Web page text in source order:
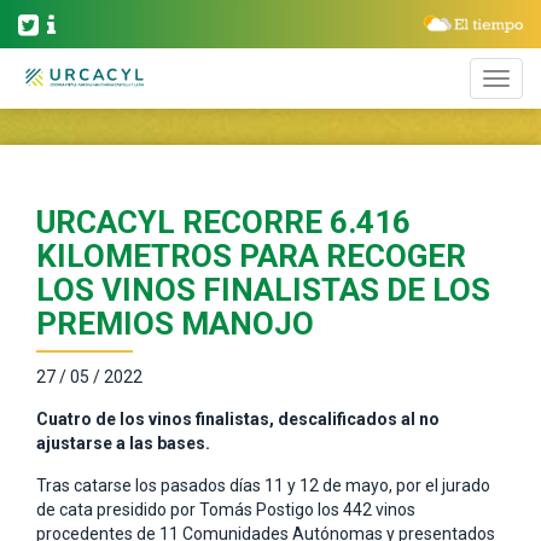
URCACYL RECORRE 6.416
KILOMETROS PARA RECOGER
LOS VINOS FINALISTAS DE LOS
PREMIOS MANOJO
27 / 05 / 2022
Cuatro de los vinos finalistas, descalificados al no
ajustarse a las bases.
Tras catarse los pasados días 11 y 12 de mayo, por el jurado
de cata presidido por Tomás Postigo los 442 vinos
procedentes de 11 Comunidades Autónomas y presentados